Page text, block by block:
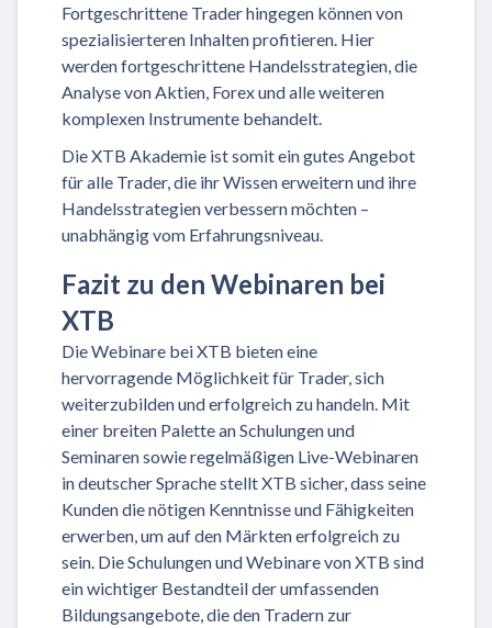
Fortgeschrittene Trader hingegen können von
spezialisierteren Inhalten profitieren. Hier
werden fortgeschrittene Handelsstrategien, die
Analyse von Aktien, Forex und alle weiteren
komplexen Instrumente behandelt.
Die XTB Akademie ist somit ein gutes Angebot
für alle Trader, die ihr Wissen erweitern und ihre
Handelsstrategien verbessern möchten –
unabhängig vom Erfahrungsniveau.
Fazit zu den Webinaren bei
XTB
Die Webinare bei XTB bieten eine
hervorragende Möglichkeit für Trader, sich
weiterzubilden und erfolgreich zu handeln. Mit
einer breiten Palette an Schulungen und
Seminaren sowie regelmäßigen Live-Webinaren
in deutscher Sprache stellt XTB sicher, dass seine
Kunden die nötigen Kenntnisse und Fähigkeiten
erwerben, um auf den Märkten erfolgreich zu
sein. Die Schulungen und Webinare von XTB sind
ein wichtiger Bestandteil der umfassenden
Bildungsangebote, die den Tradern zur